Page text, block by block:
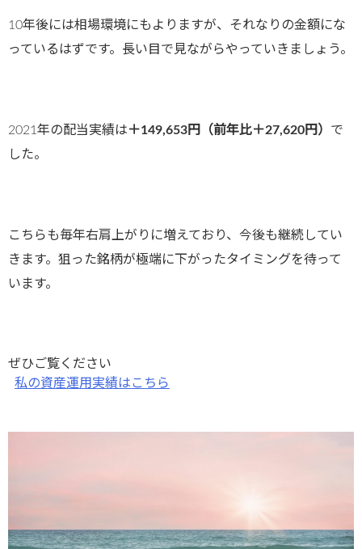
10年後には相場環境にもよりますが、それなりの金額にな
っているはずです。長い目で見ながらやっていきましょう。
2021年の配当実績は＋149,653円（前年比＋27,620円） で
した。
こちらも毎年右肩上がりに増えており、今後も継続してい
きます。狙った銘柄が極端に下がったタイミングを待って
います。
ぜひご覧ください
私の資産運用実績はこちら